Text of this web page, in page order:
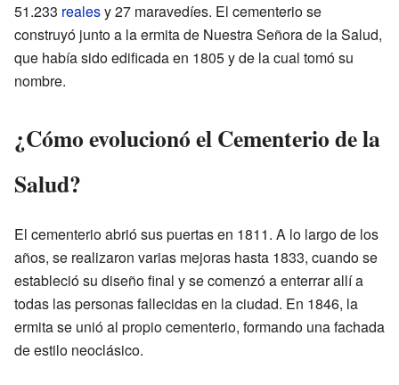
51.233 realesy 27 maravedíes. El cementerio se
construyó junto a la ermita de Nuestra Señora de la Salud,
que había sido edificada en 1805 y de la cual tomó su
nombre.
¿Cómo evolucionó el Cementerio de la
Salud?
El cementerio abrió sus puertas en 1811. A lo largo de los
años, se realizaron varias mejoras hasta 1833, cuando se
estableció su diseño final y se comenzó a enterrar allí a
todas las personas fallecidas en la ciudad. En 1846, la
ermita se unió al propio cementerio, formando una fachada
de estilo neoclásico.